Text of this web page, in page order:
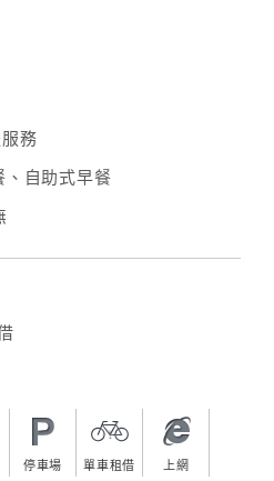
務
、自助式早餐
停車場 單車租借 上網